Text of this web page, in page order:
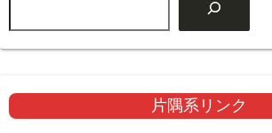
片隅系リンク